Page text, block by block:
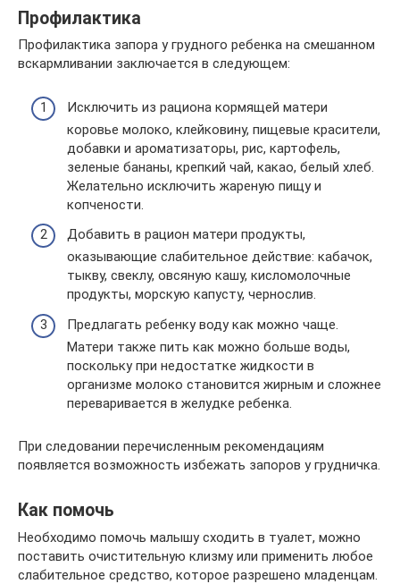
Профилактика
Профилактика запора у грудного ребенка на смешанном
вскармливании заключается в следующем:
Исключить из рациона кормящей матери
коровье молоко, клейковину, пищевые красители,
добавки и ароматизаторы, рис, картофель,
зеленые бананы, крепкий чай, какао, белый хлеб.
Желательно исключить жареную пищу и
копчености.
Добавить в рацион матери продукты,
оказывающие слабительное действие: кабачок,
тыкву, свеклу, овсяную кашу, кисломолочные
продукты, морскую капусту, чернослив.
Предлагать ребенку воду как можно чаще.
Матери также пить как можно больше воды,
поскольку при недостатке жидкости в
организме молоко становится жирным и сложнее
переваривается в желудке ребенка.
При следовании перечисленным рекомендациям
появляется возможность избежать запоров у грудничка.
Как помочь
Необходимо помочь малышу сходить в туалет, можно
поставить очистительную клизму или применить любое
слабительное средство, которое разрешено младенцам.